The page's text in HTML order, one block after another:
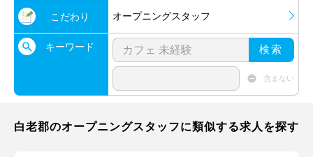
こだわり オープニングスタッフ
キーワード 検索
含まない
白老郡のオープニングスタッフに類似する求人を探す